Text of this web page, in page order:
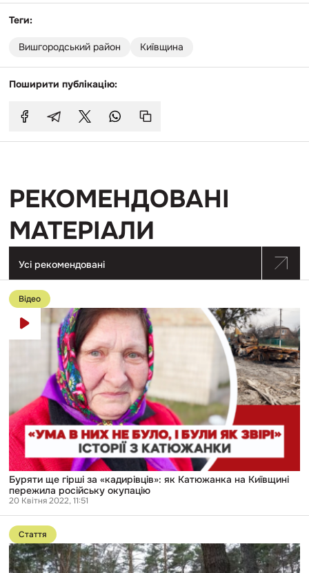
Теги:
Вишгородський район Київщина
Поширити публікацію:
РЕКОМЕНДОВАНІ
МАТЕРІАЛИ
Усі рекомендовані
Перейти
до
публікації
Буряти
гірші
«кадирівців»:
Катюжанка
Київщині
пережила
російську
окупацію
Відео
Буряти ще гірші за «кадирівців»: як Катюжанка на Київщині
пережила російську окупацію
20 Квітня 2022, 11:51
Перейти
до
публікації
«Я
прекрасно
Стаття